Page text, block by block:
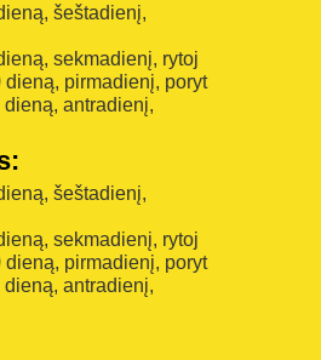
šeštadienį,
sekmadienį, rytoj
dieną, pirmadienį, poryt
dieną, antradienį,
šeštadienį,
sekmadienį, rytoj
dieną, pirmadienį, poryt
dieną, antradienį,